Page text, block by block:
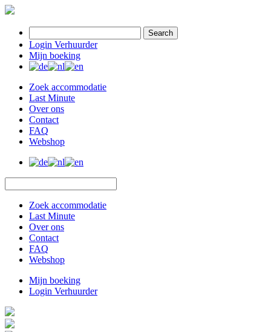
Search
Login Verhuurder
Mijn boeking
Zoek accommodatie
Last Minute
Over ons
Contact
FAQ
Webshop
Zoek accommodatie
Last Minute
Over ons
Contact
FAQ
Webshop
Mijn boeking
Login Verhuurder